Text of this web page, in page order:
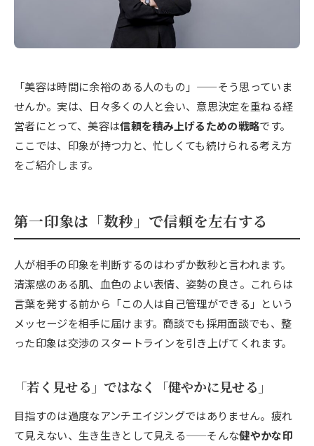
「美容は時間に余裕のある人のもの」——そう思っていま
せんか。実は、日々多くの人と会い、意思決定を重ねる経
営者にとって、美容は信頼を積み上げるための戦略です。
ここでは、印象が持つ力と、忙しくても続けられる考え方
をご紹介します。
第一印象は「数秒」で信頼を左右する
人が相手の印象を判断するのはわずか数秒と言われます。
清潔感のある肌、血色のよい表情、姿勢の良さ。これらは
言葉を発する前から「この人は自己管理ができる」という
メッセージを相手に届けます。商談でも採用面談でも、整
った印象は交渉のスタートラインを引き上げてくれます。
「若く見せる」ではなく「健やかに見せる」
目指すのは過度なアンチエイジングではありません。疲れ
て見えない、生き生きとして見える——そんな健やかな印